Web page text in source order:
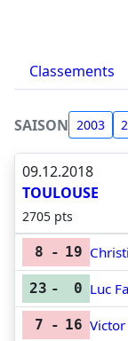
Classements
SAISON 2003
09.12.2018
TOULOUSE
2705 pts
8 - 19
23 - 0 Luc
7 - 16